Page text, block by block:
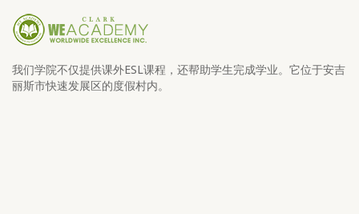
我们学院不仅提供课外ESL课程，还帮助学生完成学业。它位于安吉
丽斯市快速发展区的度假村内。